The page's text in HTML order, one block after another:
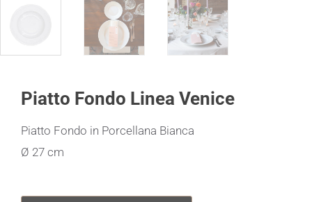
Piatto Fondo Linea Venice
Piatto Fondo in Porcellana Bianca
Ø 27 cm